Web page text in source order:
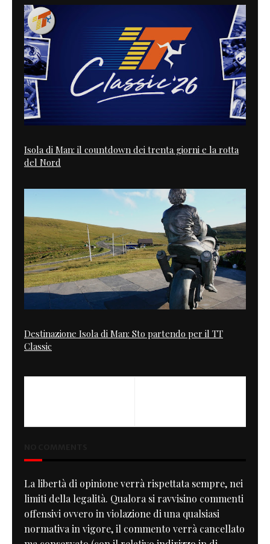
Isola di Man: il countdown dei trenta giorni e la rotta
del Nord
Destinazione Isola di Man: Sto partendo per il TT
Classic
La libertà di opinione verrà rispettata sempre, nei
limiti della legalità. Qualora si ravvisino commenti
offensivi ovvero in violazione di una qualsiasi
normativa in vigore, il commento verrà cancellato